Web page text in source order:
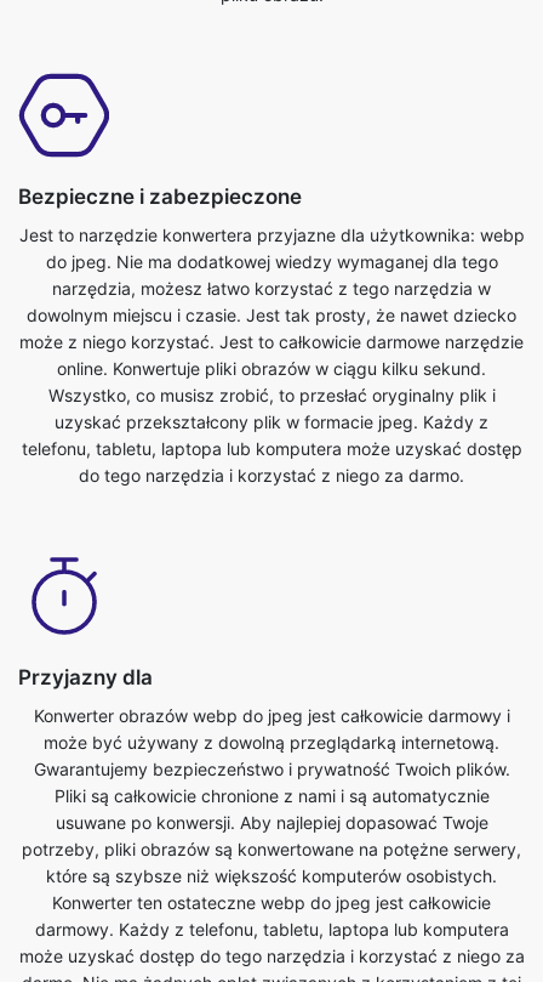
Bezpieczne i zabezpieczone
Jest to narzędzie konwertera przyjazne dla użytkownika: webp
do jpeg. Nie ma dodatkowej wiedzy wymaganej dla tego
narzędzia, możesz łatwo korzystać z tego narzędzia w
dowolnym miejscu i czasie. Jest tak prosty, że nawet dziecko
może z niego korzystać. Jest to całkowicie darmowe narzędzie
online. Konwertuje pliki obrazów w ciągu kilku sekund.
Wszystko, co musisz zrobić, to przesłać oryginalny plik i
uzyskać przekształcony plik w formacie jpeg. Każdy z
telefonu, tabletu, laptopa lub komputera może uzyskać dostęp
do tego narzędzia i korzystać z niego za darmo.
Przyjazny dla
Konwerter obrazów webp do jpeg jest całkowicie darmowy i
może być używany z dowolną przeglądarką internetową.
Gwarantujemy bezpieczeństwo i prywatność Twoich plików.
Pliki są całkowicie chronione z nami i są automatycznie
usuwane po konwersji. Aby najlepiej dopasować Twoje
potrzeby, pliki obrazów są konwertowane na potężne serwery,
które są szybsze niż większość komputerów osobistych.
Konwerter ten ostateczne webp do jpeg jest całkowicie
darmowy. Każdy z telefonu, tabletu, laptopa lub komputera
może uzyskać dostęp do tego narzędzia i korzystać z niego za
darmo. Nie ma żadnych opłat związanych z korzystaniem z tej
funkcji.